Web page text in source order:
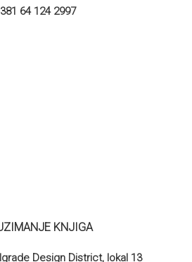
64 124 2997
KNJIGA
Design District, lokal 13